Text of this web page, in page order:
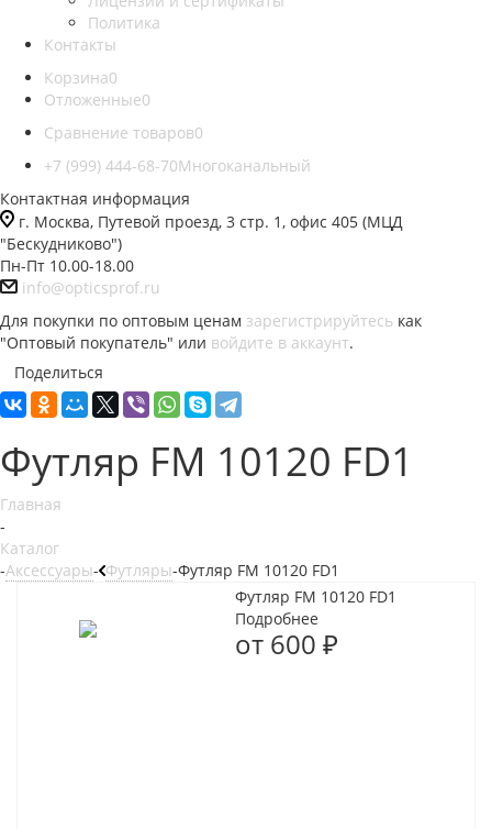
Политика
Контакты
Корзина0
Отложенные0
Сравнение товаров0
+7 (999) 444-68-70Многоканальный
Контактная информация
г. Москва, Путевой проезд, 3 стр. 1, офис 405 (МЦД
"Бескудниково")
Пн-Пт 10.00-18.00
info@opticsprof.ru
Для покупки по оптовым ценам зарегистрируйтесь как
"Оптовый покупатель" или войдите в аккаунт.
Поделиться
Футляр FM 10120 FD1
Главная
-
Каталог
-Аксессуары- Футляры-Футляр FM 10120 FD1
Футляр FM 10120 FD1
Подробнее
от 600 ₽